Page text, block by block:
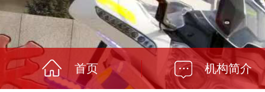
首页 机构简介